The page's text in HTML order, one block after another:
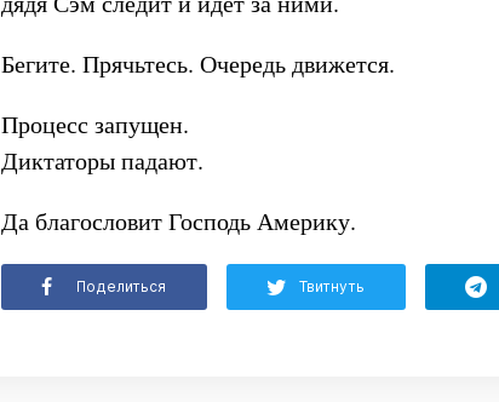
Бегите. Прячьтесь. Очередь движется.
Процесс запущен.
Диктаторы падают.
Да благословит Господь Америку.
Поделиться Твитнуть